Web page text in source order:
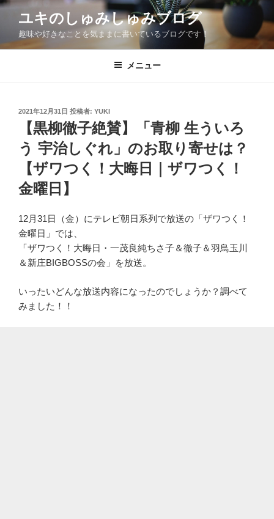
コ
ン
ユキのしゅみしゅみブログ
趣味や好きなことを気ままに書いているブログです！
メニュー
投
2021年12月31日 投稿者: YUKI
【黒柳徹子絶賛】「青柳 生ういろ
う 宇治しぐれ」のお取り寄せは？
【ザワつく！大晦日｜ザワつく！
金曜日】
12月31日（金）にテレビ朝日系列で放送の「ザワつく！
金曜日」では、
「ザワつく！大晦日・一茂良純ちさ子＆徹子＆羽鳥玉川
＆新庄BIGBOSSの会」を放送。
いったいどんな放送内容になったのでしょうか？調べて
みました！！